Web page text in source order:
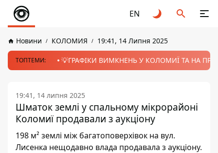
EN
Новини КОЛОМИЯ 19:41, 14 Липня 2025
ТОПТЕМИ: 💡ГРАФІКИ ВИМКНЕНЬ У КОЛОМИЇ ТА НА
19:41, 14 липня 2025
Шматок землі у спальному мікрорайоні
Коломиї продавали з аукціону
198 м² землі між багатоповерхівок на вул.
Лисенка нещодавно влада продавала з аукціону.